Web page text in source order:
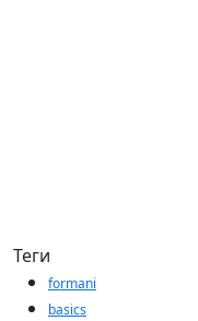
Теги
formani
basics